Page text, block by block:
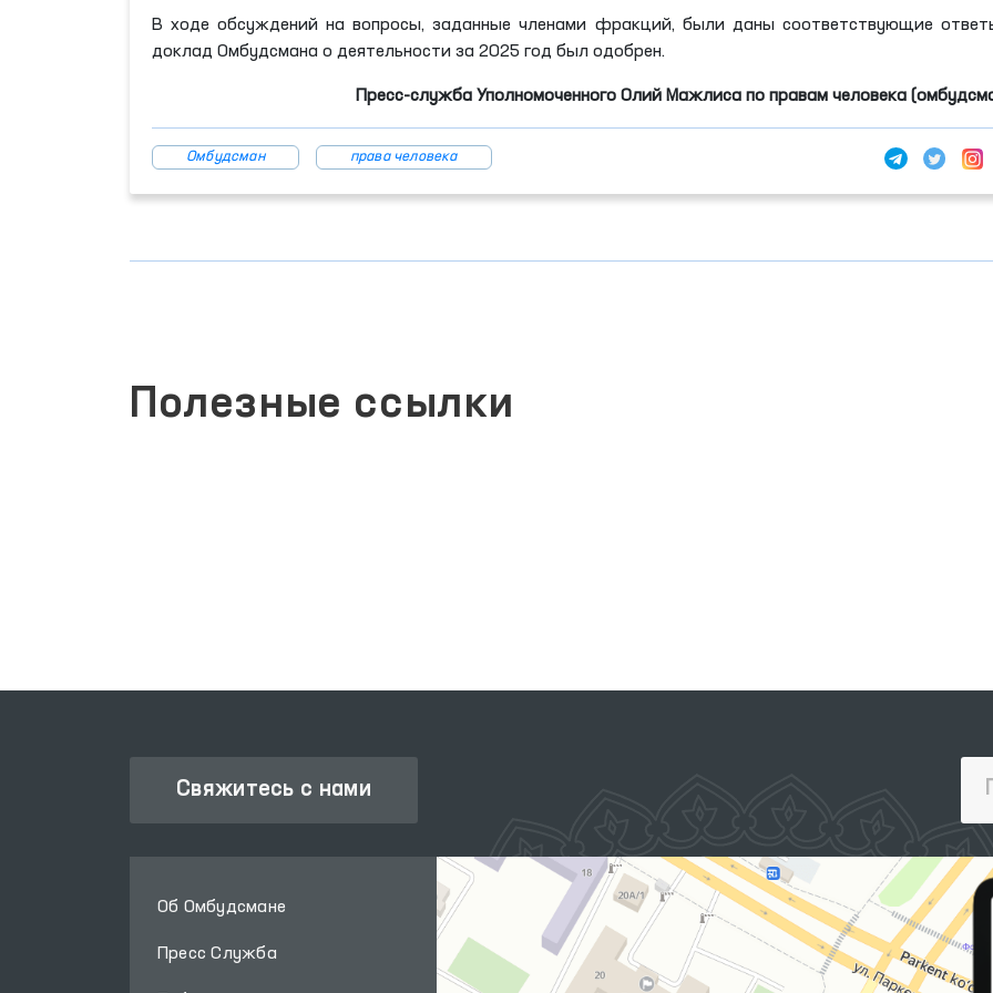
В ходе обсуждений на вопросы, заданные членами фракций, были даны соответствующие
доклад Омбудсмана о деятельности за 2025 год был одобрен.
Пресс-служба Уполномоченного Олий Мажлиса по правам человека
Омбудсман права человека
Полезные ссылки
Свяжитесь с нами
Об Омбудсмане
Пресс Служба